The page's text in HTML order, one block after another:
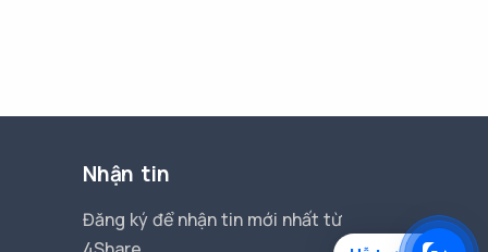
Nhận tin
Đăng ký để nhận tin mới nhất từ